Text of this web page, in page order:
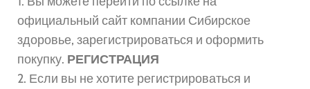
официальный сайт компании Сибирское
здоровье, зарегистрироваться и оформить
покупку. РЕГИСТРАЦИЯ
2. Если вы не хотите регистрироваться и